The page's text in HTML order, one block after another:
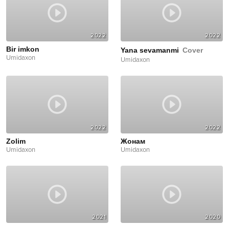
2022
Bir imkon
Umidaxon
2022
Yana sevamanmi Cover
Umidaxon
2022
Zolim
Umidaxon
2022
Жонам
Umidaxon
2021 2020